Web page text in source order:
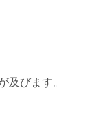
及びます。